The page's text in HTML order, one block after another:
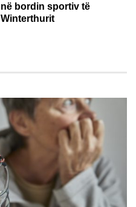
në bordin sportiv të
Winterthurit